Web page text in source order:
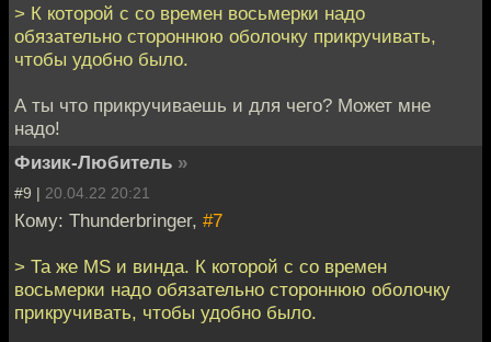
> К которой с со времен восьмерки надо
обязательно стороннюю оболочку прикручивать,
чтобы удобно было.
А ты что прикручиваешь и для чего? Может мне
надо!
Физик-Любитель »
#9 | 20.04.22 20:21
Кому: Thunderbringer, #7
> Та же MS и винда. К которой с со времен
восьмерки надо обязательно стороннюю оболочку
прикручивать, чтобы удобно было.